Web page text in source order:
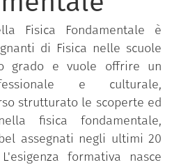
Fisica Fondamentale è
di Fisica nelle scuole
grado e vuole offrire un
e culturale,
strutturato le scoperte ed
fisica fondamentale,
assegnati negli ultimi 20
formativa nasce